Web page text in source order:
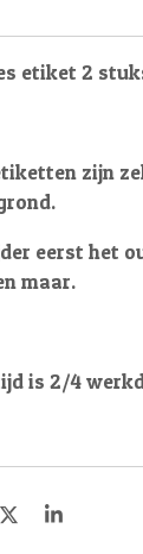
etiket 2
zijn
eerst het
maar.
is 2/4
D
S